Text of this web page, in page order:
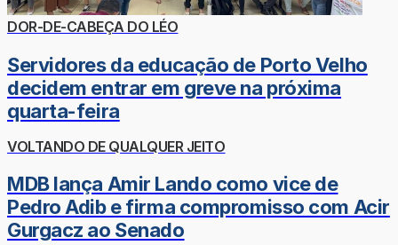
DOR-DE-CABEÇA DO LÉO
Servidores da educação de Porto Velho
decidem entrar em greve na próxima
quarta-feira
VOLTANDO DE QUALQUER JEITO
MDB lança Amir Lando como vice de
Pedro Adib e firma compromisso com Acir
Gurgacz ao Senado